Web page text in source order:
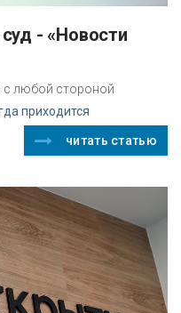
с любой стороной
приходится
читать статью